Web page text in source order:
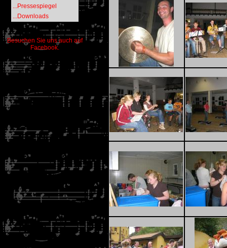
...Pressespiegel
...Downloads
Besuchen Sie uns auch auf
Facebook.